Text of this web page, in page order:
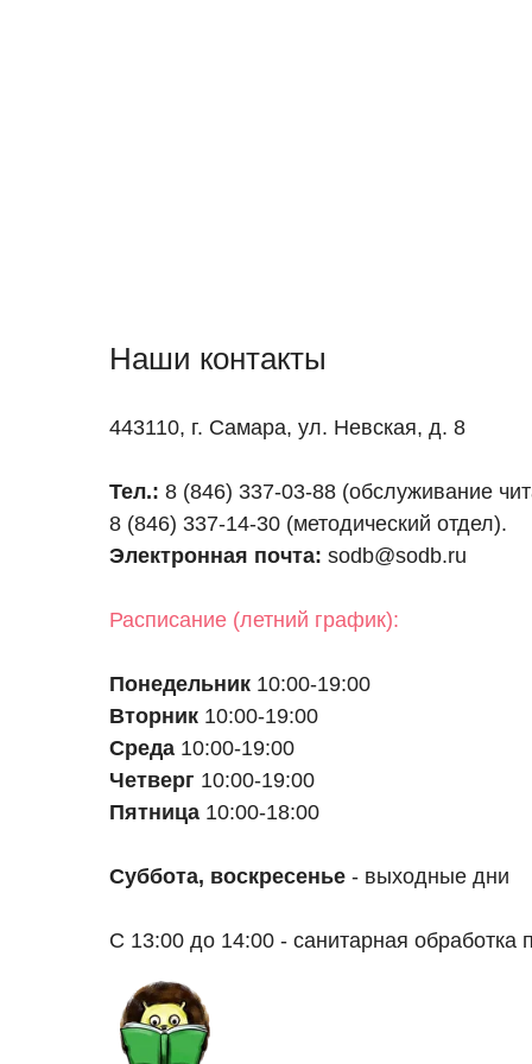
Наши контакты
443110, г. Самара, ул. Невская, д. 8
Тел.: 8 (846) 337-03-88 (обслуживание
8 (846) 337-14-30 (методический отдел).
Электронная почта: sodb@sodb.ru
Расписание (летний график):
Понедельник 10:00-19:00
Вторник 10:00-19:00
Среда 10:00-19:00
Четверг 10:00-19:00
Пятница 10:00-18:00
Суббота, воскресенье - выходные дни
С 13:00 до 14:00 - санитарная обработка